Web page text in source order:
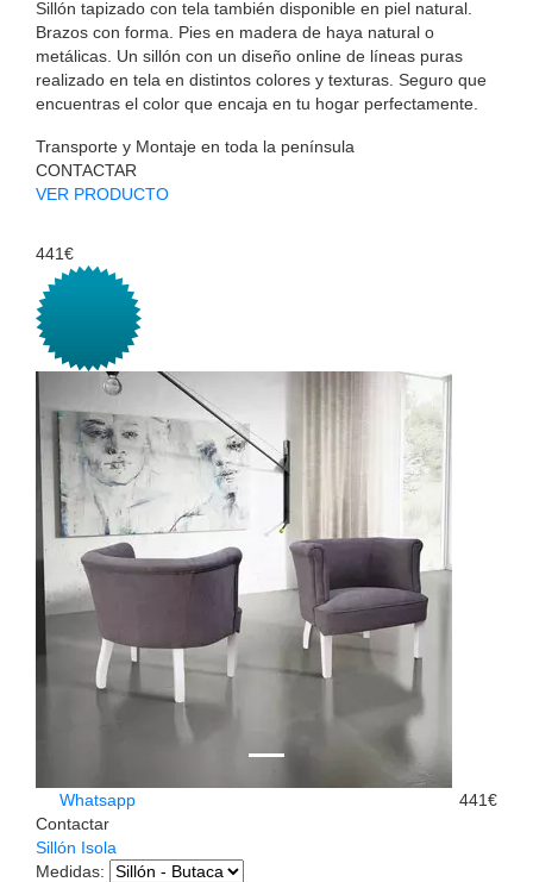
Sillón tapizado con tela también disponible en piel natural.
Brazos con forma. Pies en madera de haya natural o
metálicas. Un sillón con un diseño online de líneas puras
realizado en tela en distintos colores y texturas. Seguro que
encuentras el color que encaja en tu hogar perfectamente.
Transporte y Montaje en toda la península
CONTACTAR
VER PRODUCTO
441€
Whatsapp
Contactar
441€
Sillón Isola
Medidas: